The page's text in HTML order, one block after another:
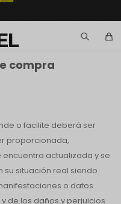
compra
o facilite deberá ser
proporcionada,
actualizada y se
situación real siendo
o datos
de los daños y perjuicios